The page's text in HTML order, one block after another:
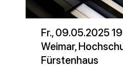
Fr., 09.05.2025
Weimar,
Fürstenhaus